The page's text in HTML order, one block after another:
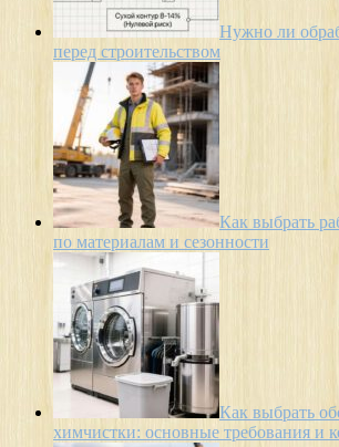
Нужно ли
перед строительством
Как выбрать
по материалам и сезонности
Как выбрать
химчистки: основные требования и